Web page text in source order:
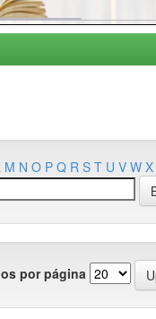
M N O P Q R S T U V W X
por página